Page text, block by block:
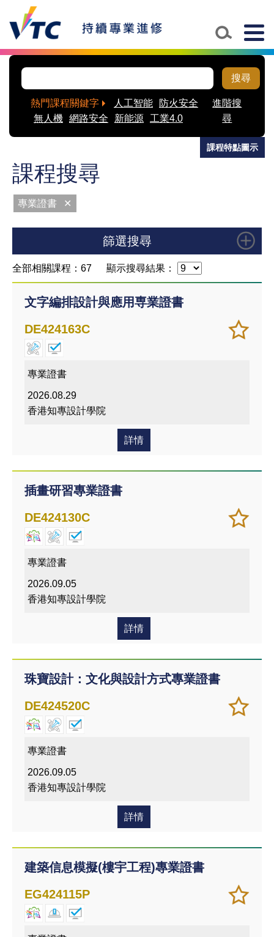
Skip to main content
搜尋
熱門課程關鍵字 人工智能
防火安全
無人機 網路安全 新能源 工業4.0
進階搜
尋
課程搜尋
專業證書 ✕
篩選搜尋
全部相關課程：67 顯示搜尋結果：
文字編排設計與應用専業證書
加
入/
儲存
課程
DE424163C
專業證書
2026.08.29
香港知專設計學院
詳情
插畫研習專業證書
加
入/
儲存
課程
DE424130C
專業證書
2026.09.05
香港知專設計學院
詳情
珠寶設計：文化與設計方式專業證書
加
入/
儲存
課程
DE424520C
專業證書
2026.09.05
香港知專設計學院
詳情
建築信息模擬(樓宇工程)專業證書
加
入/
儲存
課程
EG424115P
課程特點圖示